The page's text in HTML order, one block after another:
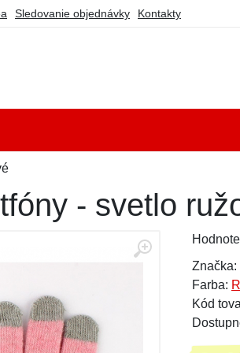
Sledovanie objednávky Kontakty
- svetlo
Značka:
Farba:
Kód